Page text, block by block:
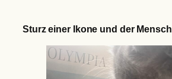
Sturz einer Ikone und der Mensch